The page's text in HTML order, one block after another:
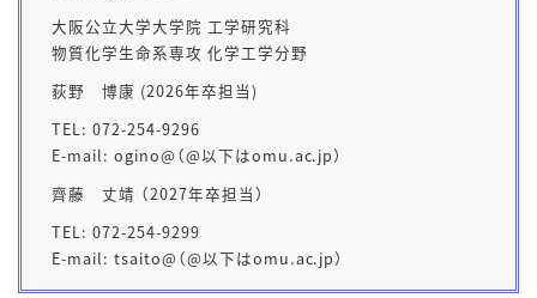
大阪公立大学大学院 工学研究科
物質化学生命系専攻 化学工学分野
荻野 博康 (2026年卒担当)
TEL: 072-254-9296
E-mail: ogino@（@以下はomu.ac.jp）
齊藤 丈靖 （2027年卒担当）
TEL: 072-254-9299
E-mail: tsaito@（@以下はomu.ac.jp）